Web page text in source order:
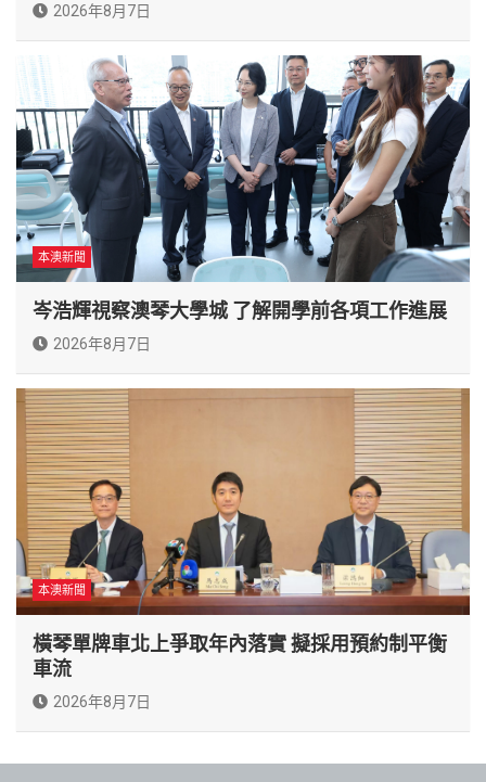
2026年8月7日
本澳新聞
岑浩輝視察澳琴大學城 了解開學前各項工作進展
2026年8月7日
本澳新聞
橫琴單牌車北上爭取年內落實 擬採用預約制平衡
車流
2026年8月7日